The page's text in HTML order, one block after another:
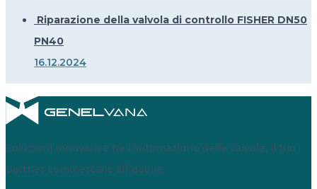
Riparazione della valvola di controllo FISHER DN50
PN40
16.12.2024
Soluzioni innovative nell'automazione delle valvole, il tuo
partner commerciale affidabile.